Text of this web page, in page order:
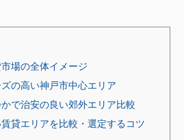
場の全体イメージ
の高い神戸市中心エリア
で治安の良い郊外エリア比較
貸エリアを比較・選定するコツ